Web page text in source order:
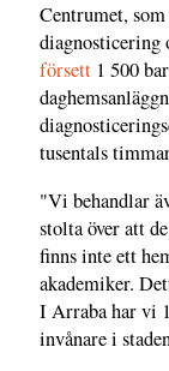
Centrumet,
diagnosticering
försett 1 500
tusentals
"Vi behandlar
stolta över att
finns inte ett
akademiker.
I Arraba har vi
invånare i